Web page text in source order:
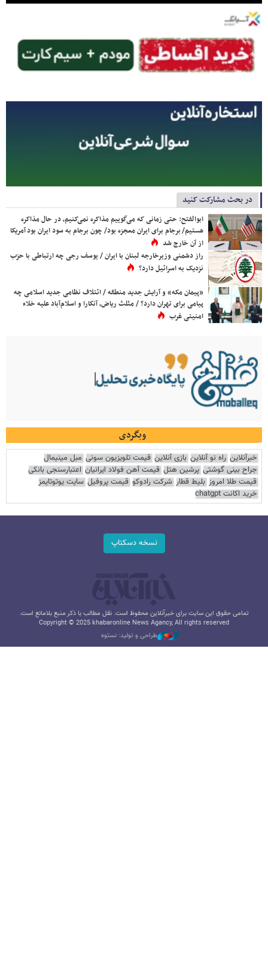
در بحث مشارکت کنید
ابوالفتح: حتی زمانی که می‌گوییم مذاکره نمی‌کنیم، در حال مذاکره
هستیم/ برجام برای ایران معجزه بود/ چون برجام به سود ایران بود آمریکا
از آن خارج شد
راز دشمنی وزیرخارجه لبنان با ایران / یوسف رجی چه ارتباطی با حزب
نزدیک به اسرائیل دارد؟
«پیمان مکه» و آرایش جدید منطقه / ائتلاف نظامی جدید اسلامی چه
پیامی برای تهران دارد؟ / مثلث ریاض، آنکارا و اسلام‌آباد علیه خلاء
امنیتی غرب
وبگردی
خبرآنلاین راه نو آنلاین بازی آنلاین قیمت تلویزیون سونی مبل مینیمال
جراح بینی گوشتی پرشین هتل قیمت آهن فولاد ایرانیان اعتبارسنجی بانکی
قیمت طلا امروز بلیط قطار شرکت رادوکو قیمت پروفیل سایت یوتوتایمز
خرید اکانت chatgpt
نسخه دسکتاپ
تمامی حقوق این سایت برای خبرآنلاین محفوظ است. نقل مطالب با ذکر منبع بلامانع است.
Copyright © 2025 khabaronline News Agancy, All rights reserved
طراحی و تولید: نستوه